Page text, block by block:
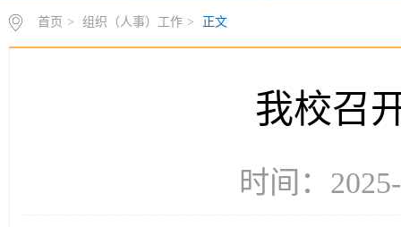
首页 > 组织（人事）工作 > 正文
我校召
时间：